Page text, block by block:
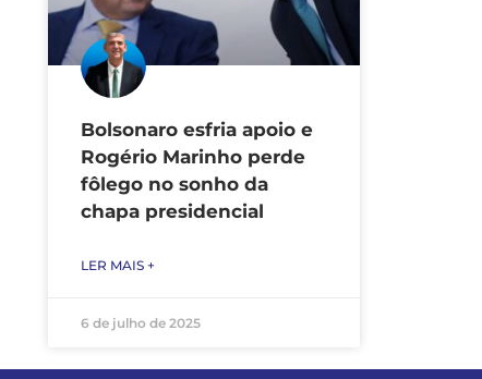
Bolsonaro esfria apoio e
Rogério Marinho perde
fôlego no sonho da
chapa presidencial
LER MAIS +
6 de julho de 2025